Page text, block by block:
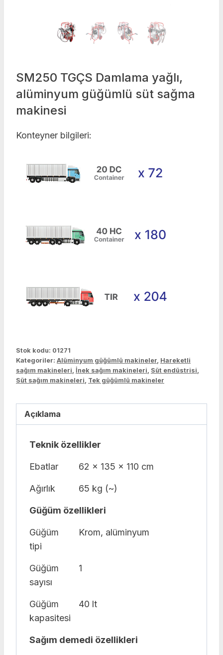
SM250 TGÇS Damlama yağlı,
alüminyum güğümlü süt sağma
makinesi
Konteyner bilgileri:
Stok kodu: 01271
Kategoriler: Alüminyum güğümlü makineler, Hareketli
sağım makineleri, İnek sağım makineleri, Süt endüstrisi,
Süt sağım makineleri, Tek güğümlü makineler
Açıklama
Teknik özellikler
Ebatlar 62 x 135 x 110 cm
Ağırlık 65 kg (~)
Güğüm özellikleri
Güğüm
tipi
Krom, alüminyum
Güğüm
sayısı
1
Güğüm
kapasitesi
40 lt
Sağım demedi özellikleri